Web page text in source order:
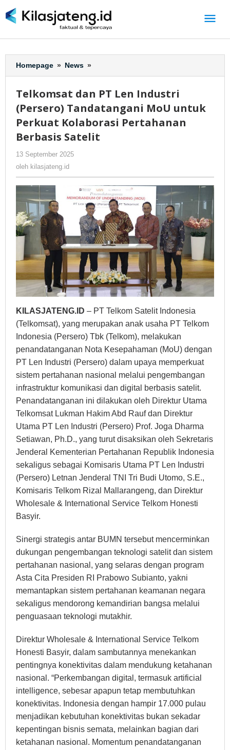
ke
Homepage » News »
dan
Len
Industri
(Persero)
MoU
Pertahanan
Berbasis
Satelit
Telkomsat dan PT Len Industri
(Persero) Tandatangani MoU untuk
Perkuat Kolaborasi Pertahanan
Berbasis Satelit
13 September 2025
oleh kilasjateng.id
KILASJATENG.ID – PT Telkom Satelit Indonesia
(Telkomsat), yang merupakan anak usaha PT Telkom
Indonesia (Persero) Tbk (Telkom), melakukan
penandatanganan Nota Kesepahaman (MoU) dengan
PT Len Industri (Persero) dalam upaya memperkuat
sistem pertahanan nasional melalui pengembangan
infrastruktur komunikasi dan digital berbasis satelit.
Penandatanganan ini dilakukan oleh Direktur Utama
Telkomsat Lukman Hakim Abd Rauf dan Direktur
Utama PT Len Industri (Persero) Prof. Joga Dharma
Setiawan, Ph.D., yang turut disaksikan oleh Sekretaris
Jenderal Kementerian Pertahanan Republik Indonesia
sekaligus sebagai Komisaris Utama PT Len Industri
(Persero) Letnan Jenderal TNI Tri Budi Utomo, S.E.,
Komisaris Telkom Rizal Mallarangeng, dan Direktur
Wholesale & International Service Telkom Honesti
Basyir.
Sinergi strategis antar BUMN tersebut mencerminkan
dukungan pengembangan teknologi satelit dan sistem
pertahanan nasional, yang selaras dengan program
Asta Cita Presiden RI Prabowo Subianto, yakni
memantapkan sistem pertahanan keamanan negara
sekaligus mendorong kemandirian bangsa melalui
penguasaan teknologi mutakhir.
Direktur Wholesale & International Service Telkom
Honesti Basyir, dalam sambutannya menekankan
pentingnya konektivitas dalam mendukung ketahanan
nasional. “Perkembangan digital, termasuk artificial
intelligence, sebesar apapun tetap membutuhkan
konektivitas. Indonesia dengan hampir 17.000 pulau
menjadikan kebutuhan konektivitas bukan sekadar
kepentingan bisnis semata, melainkan bagian dari
ketahanan nasional. Momentum penandatanganan